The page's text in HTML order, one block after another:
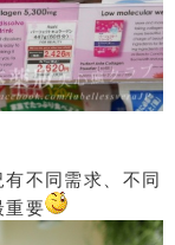
不同需求、不同
重要